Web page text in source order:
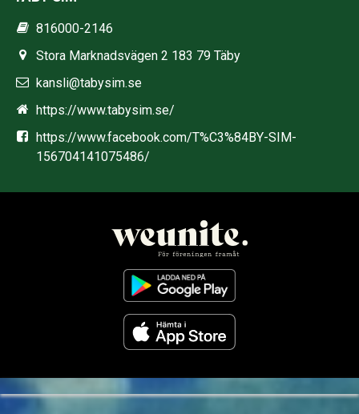
816000-2146
Stora Marknadsvägen 2 183 79 Täby
kansli@tabysim.se
https://www.tabysim.se/
https://www.facebook.com/T%C3%84BY-SIM-
156704141075486/